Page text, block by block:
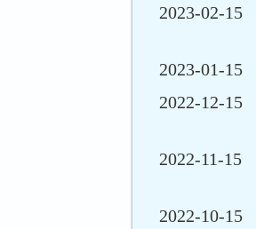
2023-02-15
2023-01-15
2022-12-15
2022-11-15
2022-10-15